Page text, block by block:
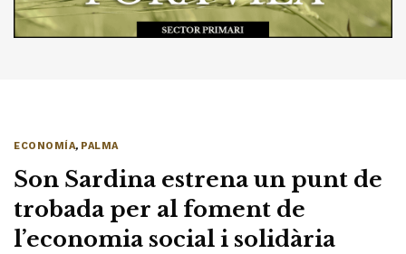
ECONOMÍA, PALMA
Son Sardina estrena un punt de
trobada per al foment de
l’economia social i solidària